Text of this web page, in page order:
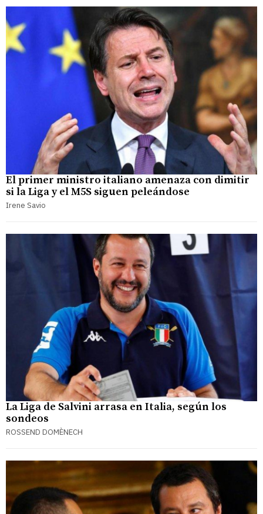
El primer ministro italiano amenaza con dimitir
si la Liga y el M5S siguen peleándose
Irene Savio
La Liga de Salvini arrasa en Italia, según los
sondeos
ROSSEND DOMÈNECH